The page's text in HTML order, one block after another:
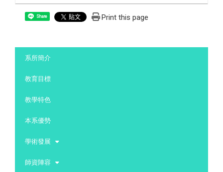
Share Print this page
系所簡介
教育目標
教學特色
本系優勢
學術發展
師資陣容